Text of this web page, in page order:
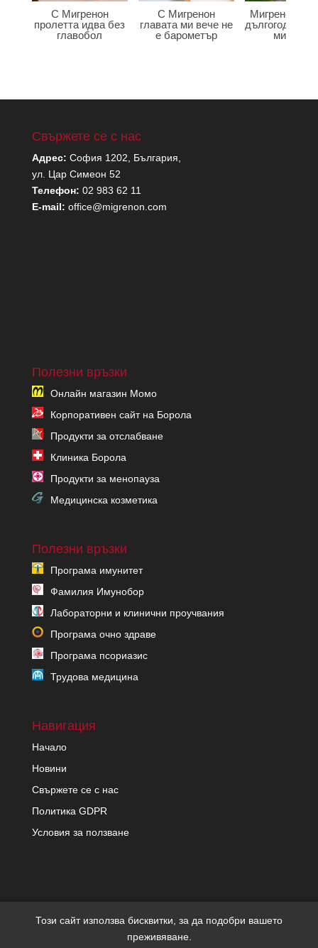
С Мигренон
пролетта идва без
главобол
С Мигренон
главата ми вече не
е барометър
Мигренон
мигрена
Свържете се с нас
Адрес: София 1202, България,
ул. Цар Симеон 52
Телефон: 02 983 62 11
E-mail: office@migrenon.com
Полезни връзки
Онлайн магазин Момо
Корпоративен сайт на Борола
Продукти за отслабване
Клиника Борола
Продукти за менопауза
Медицинска козметика
Полезни връзки
Програма имунитет
Фамилия Имунобор
Лабораторни и клинични проучвания
Програма очно здраве
Програма псориазис
Трудова медицина
Навигация
Начало
Новини
Свържете се с нас
Политика GDPR
Условия за ползване
Този сайт използва бисквитки, за да подобри вашето
преживяване.